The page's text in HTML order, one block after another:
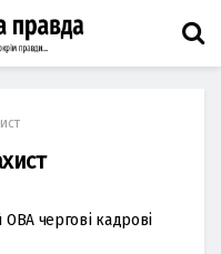
ОВА чергові кадрові